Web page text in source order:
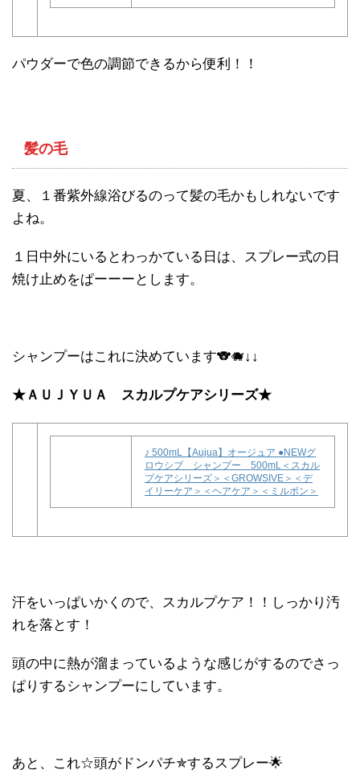
パウダーで色の調節できるから便利！！
髪の毛
夏、１番紫外線浴びるのって髪の毛かもしれないです
よね。
１日中外にいるとわっかている日は、スプレー式の日
焼け止めをぱーーーとします。
シャンプーはこれに決めています🐨🐗↓↓
★ＡＵＪＹＵＡ スカルプケアシリーズ★
♪ 500mL【Aujua】オージュア ●NEWグ
ロウシブ シャンプー 500mL＜スカル
プケアシリーズ＞＜GROWSIVE＞＜デ
イリーケア＞＜ヘアケア＞＜ミルボン＞
汗をいっぱいかくので、スカルプケア！！しっかり汚
れを落とす！
頭の中に熱が溜まっているような感じがするのでさっ
ぱりするシャンプーにしています。
あと、これ☆頭がドンパチ✯するスプレー🌟